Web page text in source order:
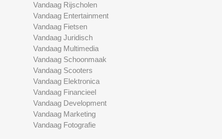
Vandaag Rijscholen
Vandaag Entertainment
Vandaag Fietsen
Vandaag Juridisch
Vandaag Multimedia
Vandaag Schoonmaak
Vandaag Scooters
Vandaag Elektronica
Vandaag Financieel
Vandaag Development
Vandaag Marketing
Vandaag Fotografie